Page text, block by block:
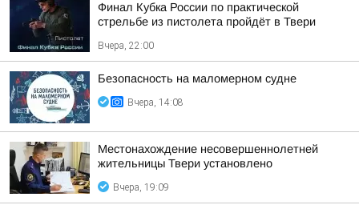
Финал Кубка России по практической
стрельбе из пистолета пройдёт в Твери
Вчера, 22:00
Безопасность на малoмернoм судне
Вчера, 14:08
Местонахождение несовершеннолетней
жительницы Твери установлено
Вчера, 19:09